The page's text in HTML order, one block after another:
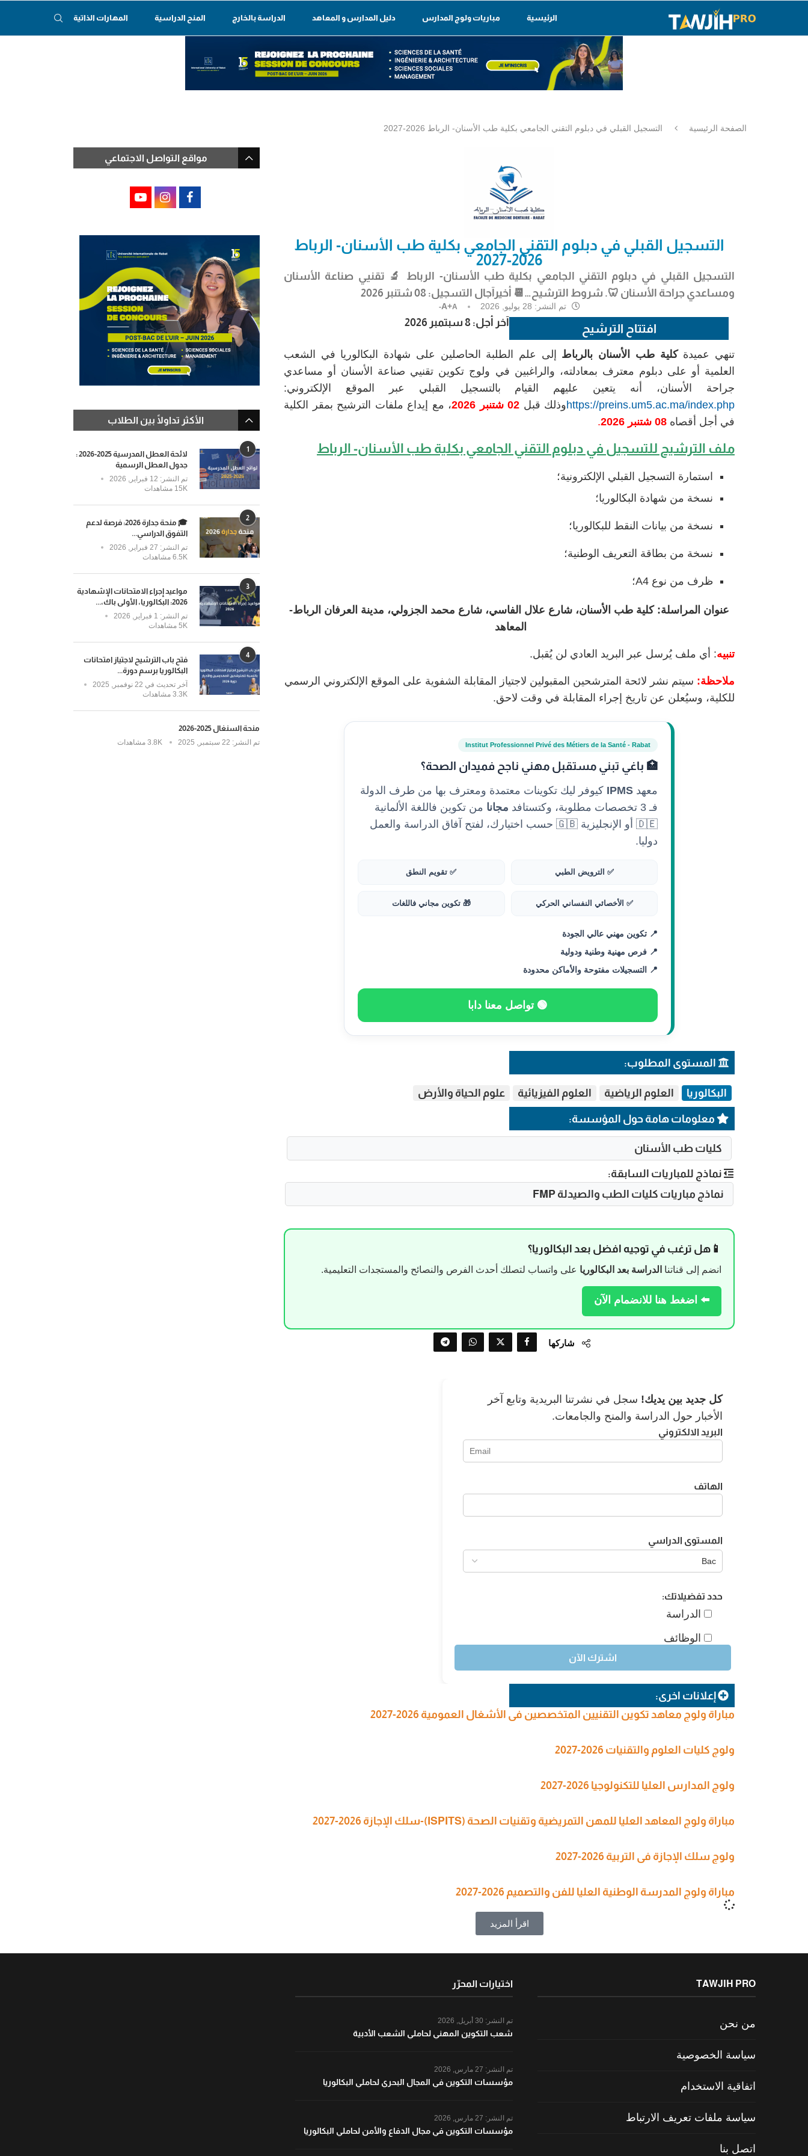
الرئيسية مباريات ولوج المدارس دليل المدارس و المعاهد الدراسة بالخارج المنح الدراسية المهارات الذاتية
الصفحة الرئيسية التسجيل القبلي في دبلوم التقني الجامعي بكلية طب الأسنان- الرباط 2026-2027
التسجيل القبلي في دبلوم التقني الجامعي بكلية طب الأسنان- الرباط
2026-2027
التسجيل القبلي في دبلوم التقني الجامعي بكلية طب الأسنان- الرباط
🔬 تقنيي صناعة الأسنان
ومساعدي جراحة الأسنان 🦷. شروط الترشيح…📆 أخيرآجال التسجيل: 08 شتنبر 2026
تم النشر: A+A-
افتتاح الترشيح آخر أجل: 8 سبتمبر 2026
تنهي عميدة كلية طب الأسنان بالرباط إلى علم الطلبة الحاصلين على شهادة البكالوريا في الشعب
العلمية أو على دبلوم معترف بمعادلته، والراغبين في ولوج تكوين تقنيي صناعة الأسنان أو مساعدي
جراحة الأسنان، أنه يتعين عليهم القيام بالتسجيل القبلي عبر الموقع الإلكتروني:
https://preins.um5.ac.ma/index.phpوذلك قبل 02 شتنبر 2026
، مع إيداع ملفات الترشيح بمقر الكلية
في أجل أقصاه 08 شتنبر 2026 .
ملف الترشيح للتسجيل في دبلوم التقني الجامعي بكلية طب الأسنان- الرباط
استمارة التسجيل القبلي الإلكترونية؛
نسخة من شهادة البكالوريا؛
نسخة من بيانات النقط للبكالوريا؛
نسخة من بطاقة التعريف الوطنية؛
ظرف من نوع A4؛
عنوان المراسلة: كلية طب الأسنان، شارع علال الفاسي، شارع محمد الجزولي، مدينة العرفان الرباط-
المعاهد
تنبيه: أي ملف يُرسل عبر البريد العادي لن يُقبل.
ملاحظة: سيتم نشر لائحة المترشحين المقبولين لاجتياز المقابلة الشفوية على الموقع الإلكتروني الرسمي
للكلية، وسيُعلن عن تاريخ إجراء المقابلة في وقت لاحق.
Institut Professionnel Privé des Métiers de la Santé - Rabat
🏥 باغي تبني مستقبل مهني ناجح فميدان الصحة؟
معهد IPMS كيوفر ليك تكوينات معتمدة ومعترف بها من طرف الدولة
فـ 3 تخصصات مطلوبة، وكتستافد
مجانا من تكوين فاللغة الألمانية
🇩🇪 أو الإنجليزية 🇬🇧 حسب اختيارك، لفتح آفاق الدراسة والعمل
دوليا.
✅ الترويض الطبي ✅ تقويم النطق
✅ الأخصائي النفساني الحركي 🎁 تكوين مجاني فاللغات
📍 تكوين مهني عالي الجودة
📍 فرص مهنية وطنية ودولية
📍 التسجيلات مفتوحة والأماكن محدودة
🟢 تواصل معنا دابا
المستوى المطلوب:
البكالوريا العلوم الرياضية العلوم الفيزيائية علوم الحياة والأرض
معلومات هامة حول المؤسسة:
كليات طب الأسنان
نماذج للمباريات السابقة:
نماذج مباريات كليات الطب والصيدلة FMP
📱هل ترغب في توجيه افضل بعد البكالوريا؟
انضم إلى قناتنا الدراسة بعد البكالوريا على واتساب لتصلك أحدث الفرص والنصائح والمستجدات التعليمية.
⬅️ اضغط هنا للانضمام الآن
شاركها
كل جديد بين يديك! سجل في نشرتنا البريدية وتابع آخر
الأخبار حول الدراسة والمنح والجامعات.
البريد الالكتروني
الهاتف
المستوى الدراسي
حدد تفضيلاتك:
الدراسة
الوظائف
إعلانات اخرى:
مباراة ولوج معاهد تكوين التقنيين المتخصصين في الأشغال العمومية 2026-2027
ولوج كليات العلوم والتقنيات 2026-2027
ولوج المدارس العليا للتكنولوجيا 2026-2027
مباراة ولوج المعاهد العليا للمهن التمريضية وتقنيات الصحة (ISPITS)-سلك الإجازة 2026-2027
ولوج سلك الإجازة في التربية 2026-2027
مباراة ولوج المدرسة الوطنية العليا للفن والتصميم 2026-2027
اقرأ المزيد
مواقع التواصل الاجتماعي
الأكثر تداولًا بين الطلاب
1
لائحة العطل المدرسية 2025-2026 :
جدول العطل الرسمية
تم النشر:
15K مشاهدات
2
🎓 منحة جدارة 2026: فرصة لدعم
التفوق الدراسي...
تم النشر:
6.5K مشاهدات
3
مواعيد إجراء الامتحانات الإشهادية
2026: البكالوريا، الأولى باك،...
تم النشر:
5K مشاهدات
4
فتح باب الترشيح لاجتياز امتحانات
البكالوريا برسم دورة...
آخر تحديث في
3.3K مشاهدات
منحة السنغال 2025-2026
تم النشر: 3.8K مشاهدات
TAWJIH PRO
من نحن
سياسة الخصوصية
اتفاقية الاستخدام
سياسة ملفات تعريف الارتباط
اتصل بنا
اختيارات المحرّر
تم النشر:
شعب التكوين المهني لحاملي الشعب الأدبية
تم النشر:
مؤسسات التكوين في المجال البحري لحاملي البكالوريا
تم النشر:
مؤسسات التكوين في مجال الدفاع والأمن لحاملي البكالوريا